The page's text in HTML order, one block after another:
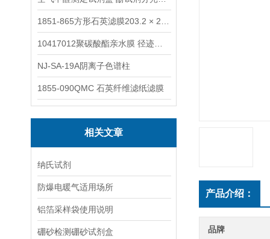
NJ-SA-19A阴离子色谱柱
1855-090QMC 石英纤维滤纸滤膜
相关文章
纳氏试剂
防爆电暖气适用场所
铝箔采样袋使用说明
硼砂检测硼砂试剂盒
产品介绍：
品牌